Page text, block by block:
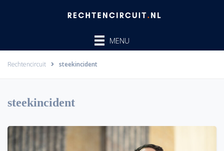
MENU
Rechtencircuit steekincident
steekincident